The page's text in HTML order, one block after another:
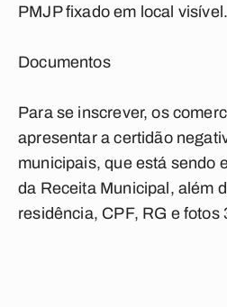
PMJP fixado em local visível.
Documentos
Para se inscrever, os
apresentar a certidão
municipais, que está sendo
da Receita Municipal, além
residência, CPF, RG e fotos